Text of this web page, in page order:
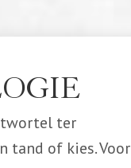
ter
tand of kies. Voor